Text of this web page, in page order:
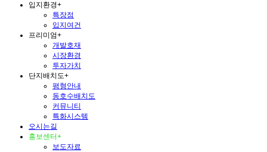
입지환경+
특장점
입지여건
프리미엄+
개발호재
시장환경
투자가치
단지배치도+
평형안내
동호수배치도
커뮤니티
특화시스템
오시는길
홍보센터+
보도자료